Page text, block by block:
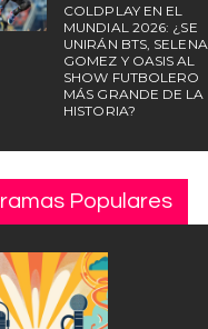
COLDPLAY EN EL
MUNDIAL 2026: ¿SE
UNIRÁN BTS, SELENA
GOMEZ Y OASIS AL
SHOW FUTBOLERO
MÁS GRANDE DE LA
HISTORIA?
Populares